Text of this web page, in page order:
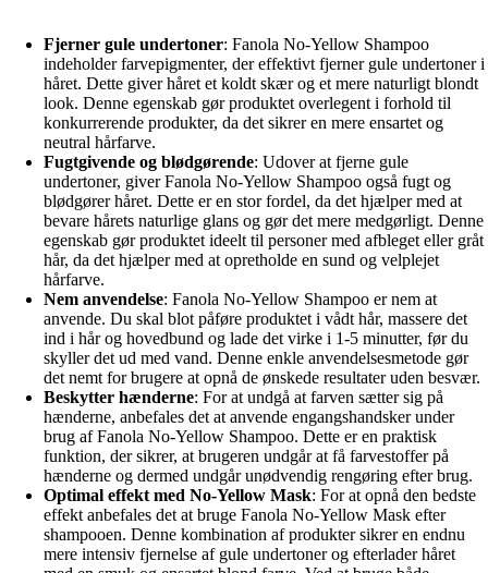
Fjerner gule undertoner: Fanola No-Yellow Shampoo
indeholder farvepigmenter, der effektivt fjerner gule undertoner i
håret. Dette giver håret et koldt skær og et mere naturligt blondt
look. Denne egenskab gør produktet overlegent i forhold til
konkurrerende produkter, da det sikrer en mere ensartet og
neutral hårfarve.
Fugtgivende og blødgørende: Udover at fjerne gule
undertoner, giver Fanola No-Yellow Shampoo også fugt og
blødgører håret. Dette er en stor fordel, da det hjælper med at
bevare hårets naturlige glans og gør det mere medgørligt. Denne
egenskab gør produktet ideelt til personer med afbleget eller gråt
hår, da det hjælper med at opretholde en sund og velplejet
hårfarve.
Nem anvendelse: Fanola No-Yellow Shampoo er nem at
anvende. Du skal blot påføre produktet i vådt hår, massere det
ind i hår og hovedbund og lade det virke i 1-5 minutter, før du
skyller det ud med vand. Denne enkle anvendelsesmetode gør
det nemt for brugere at opnå de ønskede resultater uden besvær.
Beskytter hænderne: For at undgå at farven sætter sig på
hænderne, anbefales det at anvende engangshandsker under
brug af Fanola No-Yellow Shampoo. Dette er en praktisk
funktion, der sikrer, at brugeren undgår at få farvestoffer på
hænderne og dermed undgår unødvendig rengøring efter brug.
Optimal effekt med No-Yellow Mask: For at opnå den bedste
effekt anbefales det at bruge Fanola No-Yellow Mask efter
shampooen. Denne kombination af produkter sikrer en endnu
mere intensiv fjernelse af gule undertoner og efterlader håret